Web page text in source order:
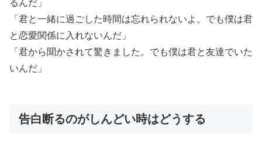
るんだ」
「君と一緒に過ごした時間は忘れられないよ。でも僕は君
と恋愛関係に入れないんだ」
「君から聞かされて驚きました。でも僕は君と友達でいた
いんだ」
告白断るのがしんどい時はどうする